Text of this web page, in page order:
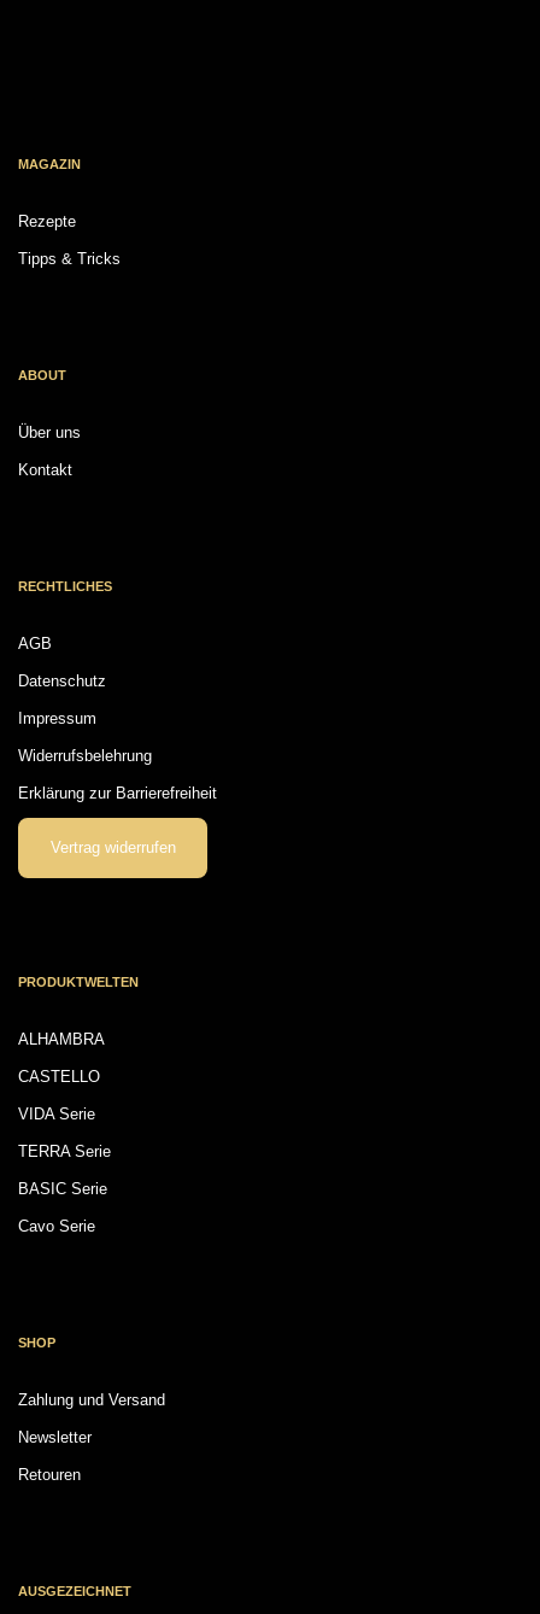
MAGAZIN
Rezepte
Tipps & Tricks
ABOUT
Über uns
Kontakt
RECHTLICHES
AGB
Datenschutz
Impressum
Widerrufsbelehrung
Erklärung zur Barrierefreiheit
Vertrag widerrufen
PRODUKTWELTEN
ALHAMBRA
CASTELLO
VIDA Serie
TERRA Serie
BASIC Serie
Cavo Serie
SHOP
Zahlung und Versand
Newsletter
Retouren
AUSGEZEICHNET